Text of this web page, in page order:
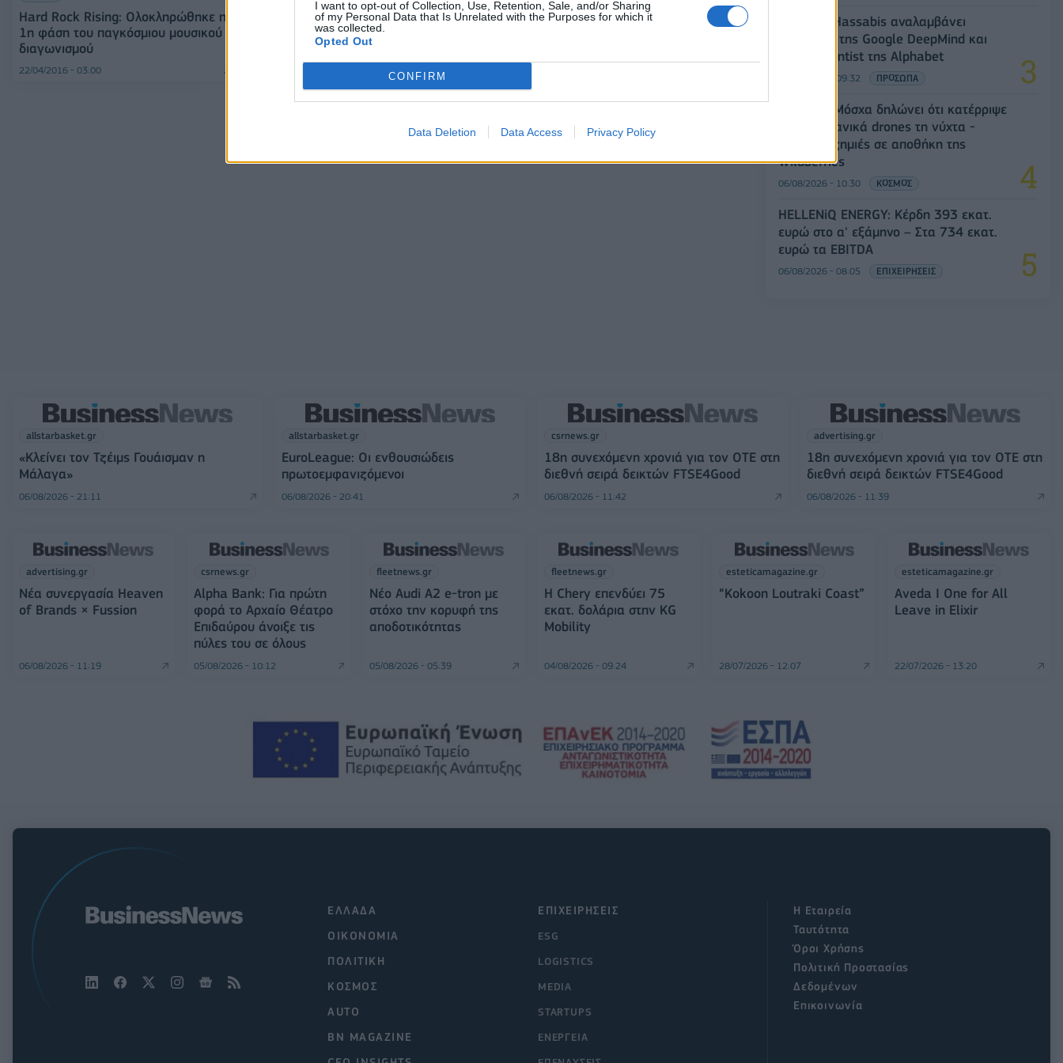
I want to opt-out of Collection, Use, Retention, Sale, and/or Sharing
of my Personal Data that Is Unrelated with the Purposes for which it
was collected.
Opted Out
CONFIRM
Data Deletion Data Access Privacy Policy
Hard Rock Rising: Ολοκληρώθηκε η
1η φάση του παγκόσμιου μουσικού
διαγωνισμού
22/04/2016 - 03:00
Ο Demis Hassabis αναλαμβάνει
Πρόεδρος της Google DeepMind και
Chief Scientist της Alphabet
06/08/2026 - 09:32 ΠΡΟΣΩΠΑ
Ρωσία: Η Μόσχα δηλώνει ότι κατέρριψε
605 ουκρανικά drones τη νύχτα -
Ελαφρές ζημιές σε αποθήκη της
Wildberries
06/08/2026 - 10:30 ΚΟΣΜΟΣ
HELLENiQ ENERGY: Κέρδη 393 εκατ.
ευρώ στο α' εξάμηνο – Στα 734 εκατ.
ευρώ τα EBITDA
06/08/2026 - 08:05 ΕΠΙΧΕΙΡΗΣΕΙΣ
allstarbasket.gr
«Κλείνει τον Τζέιμς Γουάισμαν η
Μάλαγα»
06/08/2026 - 21:11
allstarbasket.gr
EuroLeague: Οι ενθουσιώδεις
πρωτοεμφανιζόμενοι
06/08/2026 - 20:41
csrnews.gr
18η συνεχόμενη χρονιά για τον ΟΤΕ στη
διεθνή σειρά δεικτών FTSE4Good
06/08/2026 - 11:42
advertising.gr
18η συνεχόμενη χρονιά για τον ΟΤΕ στη
διεθνή σειρά δεικτών FTSE4Good
06/08/2026 - 11:39
advertising.gr
Νέα συνεργασία Heaven
of Brands × Fussion
06/08/2026 - 11:19
csrnews.gr
Alpha Bank: Για πρώτη
φορά το Αρχαίο Θέατρο
Επιδαύρου άνοιξε τις
πύλες του σε όλους
05/08/2026 - 10:12
fleetnews.gr
Νέο Audi A2 e-tron με
στόχο την κορυφή της
αποδοτικότητας
05/08/2026 - 05:39
fleetnews.gr
Η Chery επενδύει 75
εκατ. δολάρια στην KG
Mobility
04/08/2026 - 09:24
esteticamagazine.gr
“Kokoon Loutraki Coast”
28/07/2026 - 12:07
esteticamagazine.gr
Aveda I One for All
Leave in Elixir
22/07/2026 - 13:20
ΕΠΙΧΕΙΡΗΣΕΙΣ
ESG
LOGISTICS
MEDIA
STARTUPS
ΕΝΕΡΓΕΙΑ
ΕΛΛΑΔΑ
ΟΙΚΟΝΟΜΙΑ
ΠΟΛΙΤΙΚΗ
ΚΟΣΜΟΣ
AUTO
BN MAGAZINE
Η Εταιρεία
Ταυτότητα
Όροι Χρήσης
Πολιτική Προστασίας
Δεδομένων
Επικοινωνία